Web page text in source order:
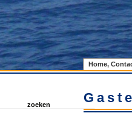
Home,
zoeken